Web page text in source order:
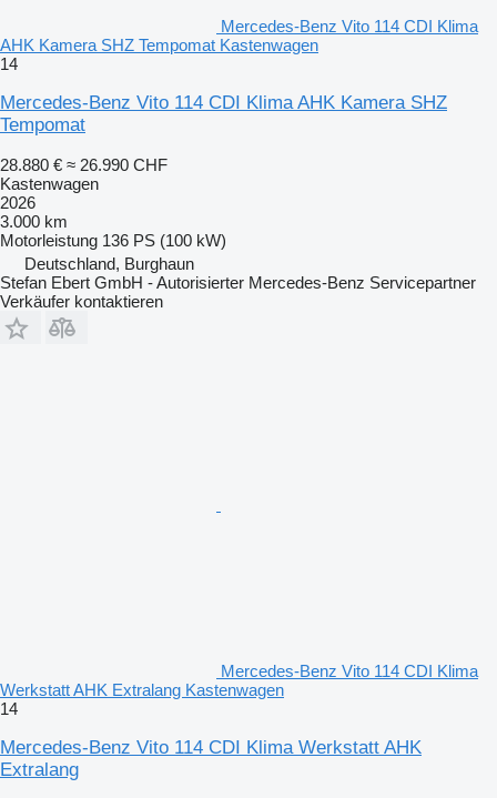
Mercedes-Benz Vito 114 CDI Klima
AHK Kamera SHZ Tempomat Kastenwagen
14
Mercedes-Benz Vito 114 CDI Klima AHK Kamera SHZ
Tempomat
28.880 € ≈ 26.990 CHF
Kastenwagen
2026
3.000 km
Motorleistung 136 PS (100 kW)
Deutschland, Burghaun
Stefan Ebert GmbH - Autorisierter Mercedes-Benz Servicepartner
Verkäufer kontaktieren
Mercedes-Benz Vito 114 CDI Klima
Werkstatt AHK Extralang Kastenwagen
14
Mercedes-Benz Vito 114 CDI Klima Werkstatt AHK
Extralang